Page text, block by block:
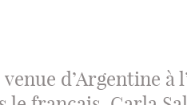
d’Argentine à